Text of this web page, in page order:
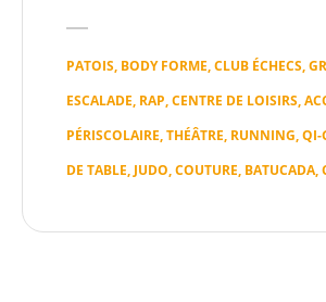
PATOIS, BODY FORME, CLUB ÉCHECS,
ESCALADE, RAP, CENTRE DE LOISIRS,
PÉRISCOLAIRE, THÉÂTRE, RUNNING,
DE TABLE, JUDO, COUTURE, BATUCADA,
Annuaire
Agenda
Actualités